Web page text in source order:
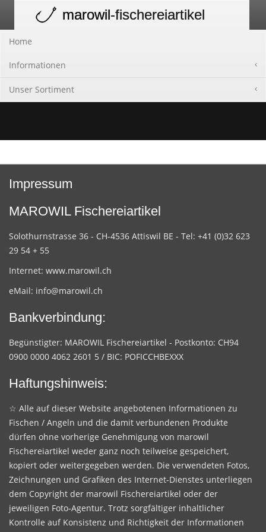
navigation
marowil-fischereiartikel
Home
Informationen
Unser Sortiment
Impressum
MAROWIL Fischereiartikel
Solothurnstrasse 36 - CH-4536 Attiswil BE - Tel: +41 (0)32 623
29 54 + 55
Internet: www.marowil.ch
eMail: info@marowil.ch
Bankverbindung:
Begünstigter: MAROWIL Fischereiartikel - Postkonto: CH94
0900 0000 4062 2601 5 / BIC: POFICCHBEXXX
Haftungshinweis:
☆ Alle auf dieser Website angebotenen Informationen zu
Fischen / Angeln und die damit verbundenen Produkte
dürfen ohne vorherige Genehmigung von marowil
Fischereiartikel weder ganz noch teilweise gespeichert,
kopiert oder weitergegeben werden. Die verwendeten Fotos,
Zeichnungen und Grafiken des Internet-Dienstes unterliegen
dem Copyright der marowil Fischereiartikel oder der
jeweiligen Foto-Agentur. Trotz sorgfältiger inhaltlicher
Kontrolle auf Konsistenz und Richtigkeit der Informationen